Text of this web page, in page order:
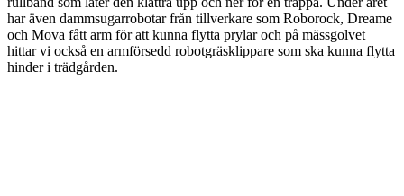
har även dammsugarrobotar från tillverkare som Roborock, Dreame
och Mova fått arm för att kunna flytta prylar och på mässgolvet
hittar vi också en armförsedd robotgräsklippare som ska kunna flytta
hinder i trädgården.